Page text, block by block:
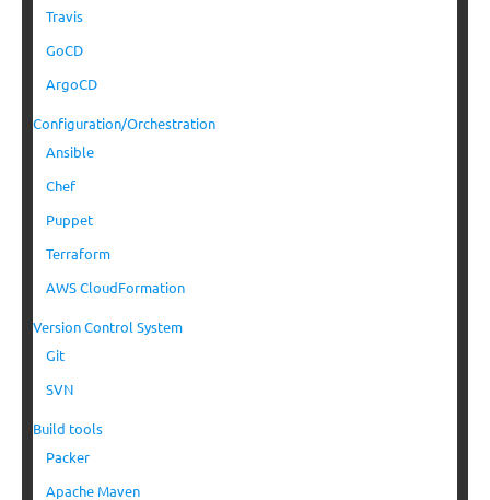
Travis
GoCD
ArgoCD
Configuration/Orchestration
Ansible
Chef
Puppet
Terraform
AWS CloudFormation
Version Control System
Git
SVN
Build tools
Packer
Apache Maven